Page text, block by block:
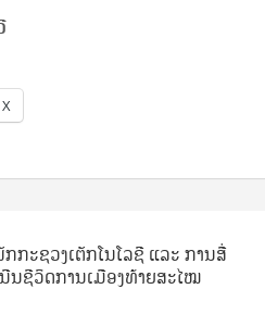
X
ກະຊວງເຕັກໂນໂລຊີ ແລະ ການສື່
ນຊີວິດການເມືອງທ້າຍສະໄໝ